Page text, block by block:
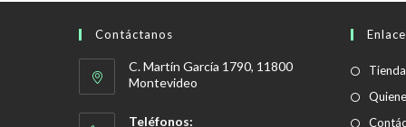
Contáctanos
C. Martín García 1790, 11800
Montevideo
Teléfonos:
Tienda